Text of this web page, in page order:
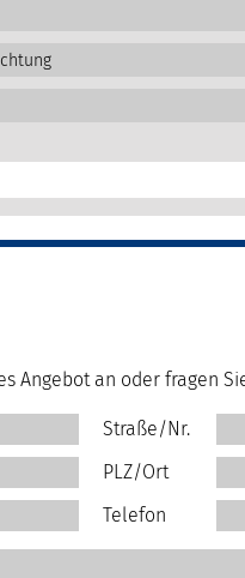
Angebot an oder fragen
Straße/Nr.
PLZ/Ort
Telefon